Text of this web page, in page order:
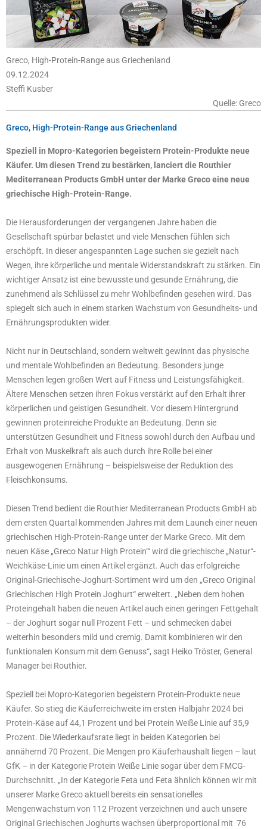
Greco, High-Protein-Range aus Griechenland
09.12.2024
Steffi Kusber
Quelle: Greco
Greco, High-Protein-Range aus Griechenland
Speziell in Mopro-Kategorien begeistern Protein-Produkte neue
Käufer. Um diesen Trend zu bestärken, lanciert die Routhier
Mediterranean Products GmbH unter der Marke Greco eine neue
griechische High-Protein-Range.
Die Herausforderungen der vergangenen Jahre haben die
Gesellschaft spürbar belastet und viele Menschen fühlen sich
erschöpft. In dieser angespannten Lage suchen sie gezielt nach
Wegen, ihre körperliche und mentale Widerstandskraft zu stärken. Ein
wichtiger Ansatz ist eine bewusste und gesunde Ernährung, die
zunehmend als Schlüssel zu mehr Wohlbefinden gesehen wird. Das
spiegelt sich auch in einem starken Wachstum von Gesundheits- und
Ernährungsprodukten wider.
Nicht nur in Deutschland, sondern weltweit gewinnt das physische
und mentale Wohlbefinden an Bedeutung. Besonders junge
Menschen legen großen Wert auf Fitness und Leistungsfähigkeit.
Ältere Menschen setzen ihren Fokus verstärkt auf den Erhalt ihrer
körperlichen und geistigen Gesundheit. Vor diesem Hintergrund
gewinnen proteinreiche Produkte an Bedeutung. Denn sie
unterstützen Gesundheit und Fitness sowohl durch den Aufbau und
Erhalt von Muskelkraft als auch durch ihre Rolle bei einer
ausgewogenen Ernährung – beispielsweise der Reduktion des
Fleischkonsums.
Diesen Trend bedient die Routhier Mediterranean Products GmbH ab
dem ersten Quartal kommenden Jahres mit dem Launch einer neuen
griechischen High-Protein-Range unter der Marke Greco. Mit dem
neuen Käse „Greco Natur High Protein“‘ wird die griechische „Natur“-
Weichkäse-Linie um einen Artikel ergänzt. Auch das erfolgreiche
Original-Griechische-Joghurt-Sortiment wird um den „Greco Original
Griechischen High Protein Joghurt“ erweitert. „Neben dem hohen
Proteingehalt haben die neuen Artikel auch einen geringen Fettgehalt
– der Joghurt sogar null Prozent Fett – und schmecken dabei
weiterhin besonders mild und cremig. Damit kombinieren wir den
funktionalen Konsum mit dem Genuss“, sagt Heiko Tröster, General
Manager bei Routhier.
Speziell bei Mopro-Kategorien begeistern Protein-Produkte neue
Käufer. So stieg die Käuferreichweite im ersten Halbjahr 2024 bei
Protein-Käse auf 44,1 Prozent und bei Protein Weiße Linie auf 35,9
Prozent. Die Wiederkaufsrate liegt in beiden Kategorien bei
annähernd 70 Prozent. Die Mengen pro Käuferhaushalt liegen – laut
GfK – in der Kategorie Protein Weiße Linie sogar über dem FMCG-
Durchschnitt. „In der Kategorie Feta und Feta ähnlich können wir mit
unserer Marke Greco aktuell bereits ein sensationelles
Mengenwachstum von 112 Prozent verzeichnen und auch unsere
Original Griechischen Joghurts wachsen überproportional mit 76